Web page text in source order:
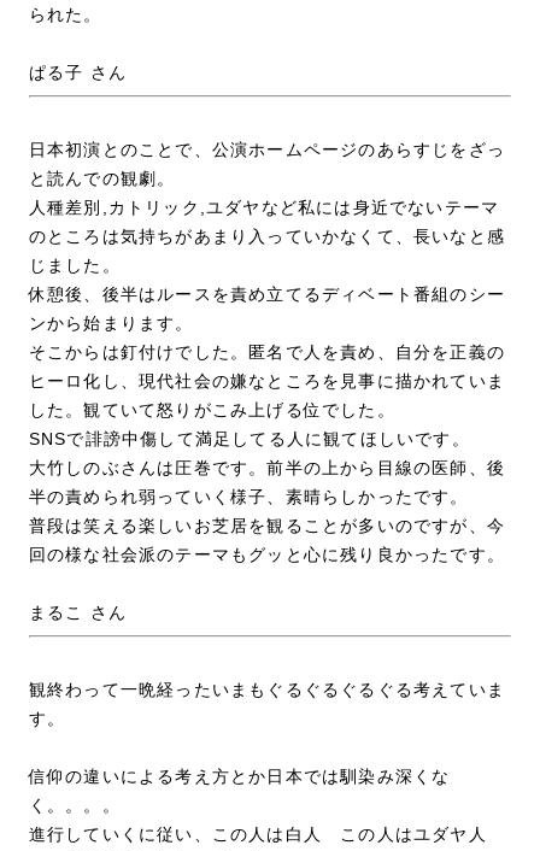
られた。
ぱる子 さん
日本初演とのことで、公演ホームページのあらすじをざっ
と読んでの観劇。
人種差別,カトリック,ユダヤなど私には身近でないテーマ
のところは気持ちがあまり入っていかなくて、長いなと感
じました。
休憩後、後半はルースを責め立てるディベート番組のシー
ンから始まります。
そこからは釘付けでした。匿名で人を責め、自分を正義の
ヒーロ化し、現代社会の嫌なところを見事に描かれていま
した。観ていて怒りがこみ上げる位でした。
SNSで誹謗中傷して満足してる人に観てほしいです。
大竹しのぶさんは圧巻です。前半の上から目線の医師、後
半の責められ弱っていく様子、素晴らしかったです。
普段は笑える楽しいお芝居を観ることが多いのですが、今
回の様な社会派のテーマもグッと心に残り良かったです。
まるこ さん
観終わって一晩経ったいまもぐるぐるぐるぐる考えていま
す。
信仰の違いによる考え方とか日本では馴染み深くな
く。。。。
進行していくに従い、この人は白人 この人はユダヤ人